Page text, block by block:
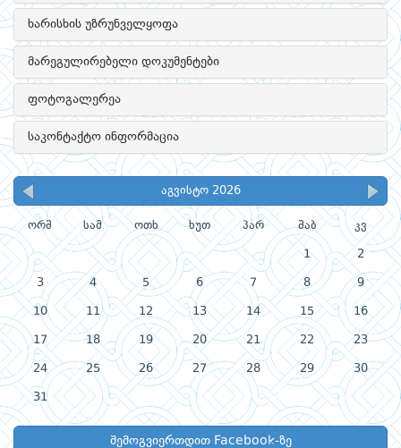
ხარისხის უზრუნველყოფა
მარეგულირებელი დოკუმენტები
ფოტოგალერეა
საკონტაქტო ინფორმაცია
აგვისტო 2026
ორშ სამ ოთხ ხუთ პარ შაბ კვ
1 2
3 4 5 6 7 8 9
10 11 12 13 14 15 16
17 18 19 20 21 22 23
24 25 26 27 28 29 30
31
შემოგვიერთდით Facebook-ზე